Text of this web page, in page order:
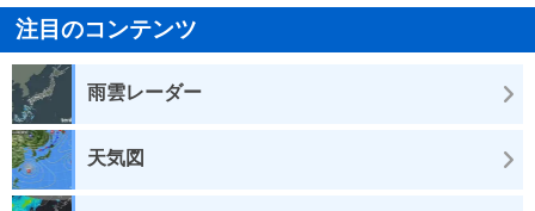
注目のコンテンツ
雨雲レーダー
天気図